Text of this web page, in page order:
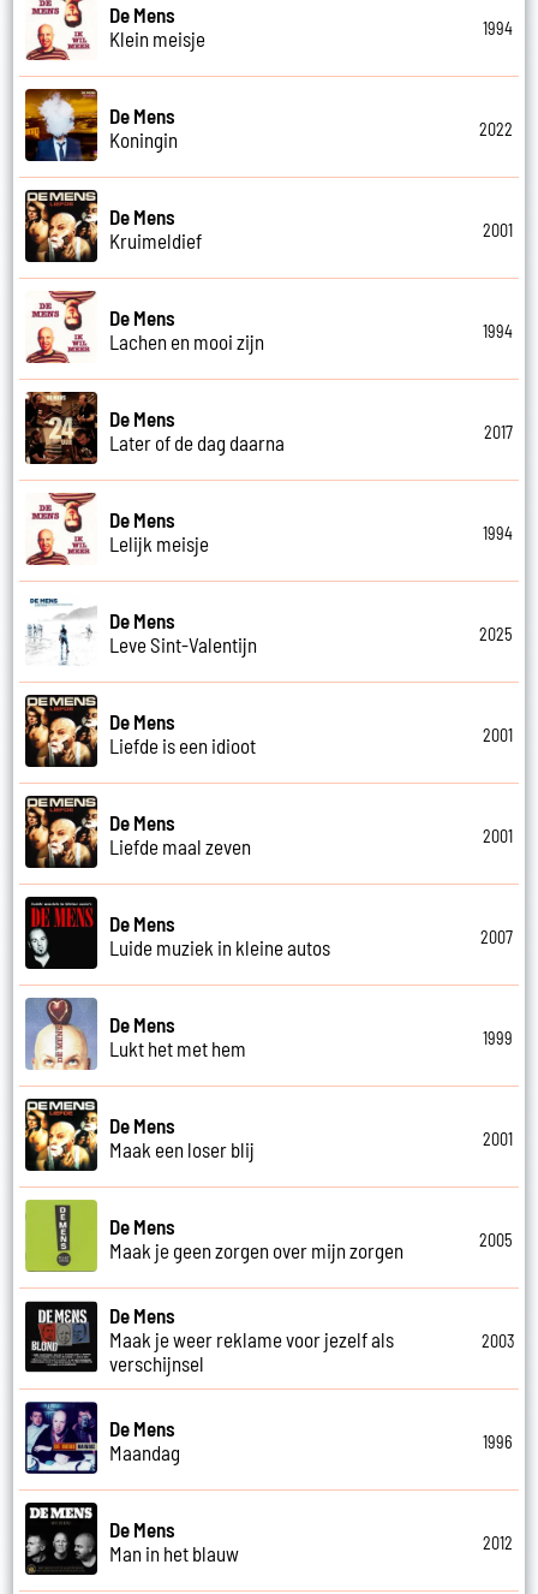
De Mens
Klein meisje
1994
De Mens
Koningin
2022
De Mens
Kruimeldief
2001
De Mens
Lachen en mooi zijn
1994
De Mens
Later of de dag daarna
2017
De Mens
Lelijk meisje
1994
De Mens
Leve Sint-Valentijn
2025
De Mens
Liefde is een idioot
2001
De Mens
Liefde maal zeven
2001
De Mens
Luide muziek in kleine autos
2007
De Mens
Lukt het met hem
1999
De Mens
Maak een loser blij
2001
De Mens
Maak je geen zorgen over mijn zorgen
2005
De Mens
Maak je weer reklame voor jezelf als
verschijnsel
2003
De Mens
Maandag
1996
De Mens
Man in het blauw
2012